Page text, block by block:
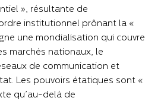
», résultante de
institutionnel prônant la «
une mondialisation qui couvre
marchés nationaux, le
de communication et
Les pouvoirs étatiques sont «
qu’au-delà de